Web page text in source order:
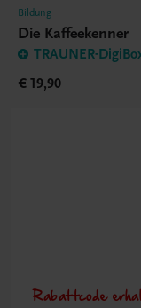
Bildung
Die Kaffeekenner
TRAUNER-
€ 19,90
Rabattcode